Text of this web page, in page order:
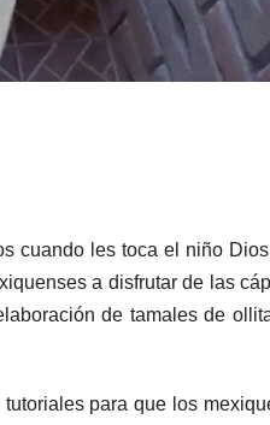
cuando les toca el niño
a disfrutar de las
de tamales de
para que los